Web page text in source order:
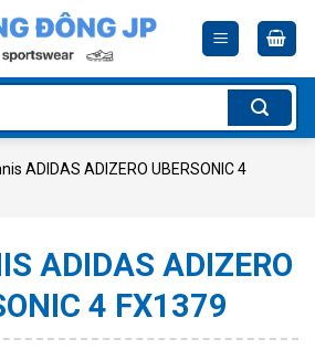
ADIDAS ADIZERO UBERSONIC 4
ADIDAS ADIZERO
4 FX1379